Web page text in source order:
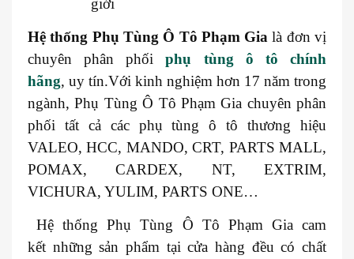
Hệ thống Phụ Tùng Ô Tô Phạm Gia là đơn vị
chuyên phân phốiphụ tùng ô tô chính
hãng, uy tín.Với kinh nghiệm hơn 17 năm trong
ngành, Phụ Tùng Ô Tô Phạm Gia chuyên phân
phối tất cả các phụ tùng ô tô thương hiệu
VALEO, HCC, MANDO, CRT, PARTS MALL,
POMAX, CARDEX, NT, EXTRIM,
VICHURA, YULIM, PARTS ONE…
Hệ thống Phụ Tùng Ô Tô Phạm Gia cam
kết những sản phẩm tại cửa hàng đều có chất